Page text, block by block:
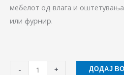
мебелот од влага и
или фурнир.
- + ДОДАЈ